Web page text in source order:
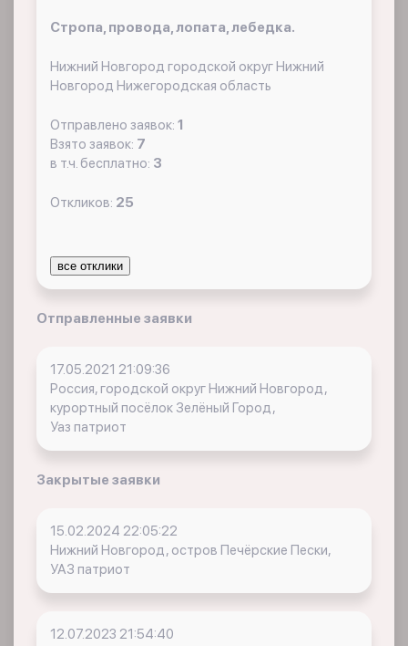
Стропа, провода, лопата, лебедка.
Нижний Новгород городской округ Нижний
Новгород Нижегородская область
Отправлено заявок: 1
Взято заявок: 7
в т.ч. бесплатно: 3
Откликов: 25
все отклики
Отправленные заявки
17.05.2021 21:09:36
Россия, городской округ Нижний Новгород,
курортный посёлок Зелёный Город,
Уаз патриот
Закрытые заявки
15.02.2024 22:05:22
Нижний Новгород, остров Печёрские Пески,
УАЗ патриот
12.07.2023 21:54:40